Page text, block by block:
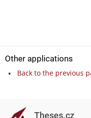
Other applications
Back to the previous
Theses.cz